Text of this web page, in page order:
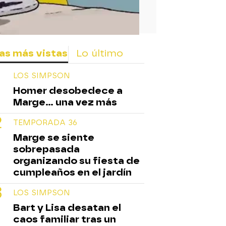
más vistas Lo último
LOS SIMPSON
Homer desobedece a
Marge... una vez más
TEMPORADA 36
Marge se siente
sobrepasada
organizando su fiesta de
cumpleaños en el jardín
LOS SIMPSON
Bart y Lisa desatan el
caos familiar tras un